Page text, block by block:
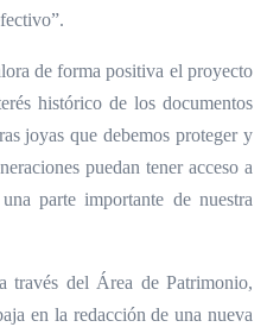
de forma positiva el proyecto
histórico de los documentos
joyas que debemos proteger y
puedan tener acceso a
parte importante de nuestra
través del Área de Patrimonio,
en la redacción de una nueva